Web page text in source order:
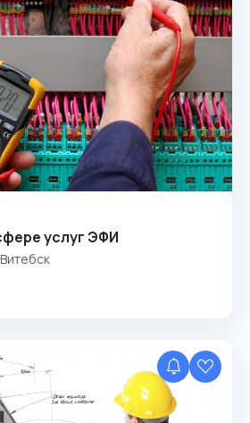
услуг ЭФИ